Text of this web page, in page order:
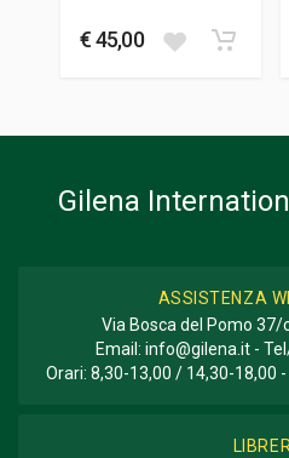
14 x 22 x 4 cm
€ 45,00
Gilena
ASSISTENZA
Via Bosca del Pomo 37/
Email: info@gilena.it-
Orari: 8,30-13,00 / 14,30-18,00